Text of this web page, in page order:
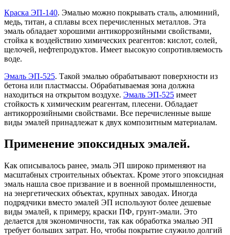
Краска ЭП-140. Эмалью можно покрывать сталь, алюминий,
медь, титан, а сплавы всех перечисленных металлов. Эта
эмаль обладает хорошими антикоррозийными свойствами,
стойка к воздействию химических реагентов: кислот, солей,
щелочей, нефтепродуктов. Имеет высокую сопротивляемость
воде.
Эмаль ЭП-525. Такой эмалью обрабатывают поверхности из
бетона или пластмассы. Обрабатываемая зона должна
находиться на открытом воздухе. Эмаль ЭП-525 имеет
стойкость к химическим реагентам, плесени. Обладает
антикоррозийными свойствами. Все перечисленные выше
виды эмалей принадлежат к двух композитным материалам.
Применение эпоксидных эмалей.
Как описывалось ранее, эмаль ЭП широко применяют на
масштабных строительных объектах. Кроме этого эпоксидная
эмаль нашла свое призвание и в военной промышленности,
на энергетических объектах, крупных заводах. Иногда
подрядчики вместо эмалей ЭП используют более дешевые
виды эмалей, к примеру, краски ПФ, грунт-эмали. Это
делается для экономичности, так как обработка эмалью ЭП
требует больших затрат. Но, чтобы покрытие служило долгий